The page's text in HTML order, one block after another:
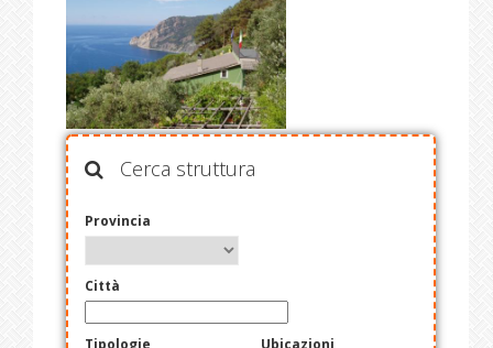
Cerca struttura
Provincia
Città
Tipologie Ubicazioni